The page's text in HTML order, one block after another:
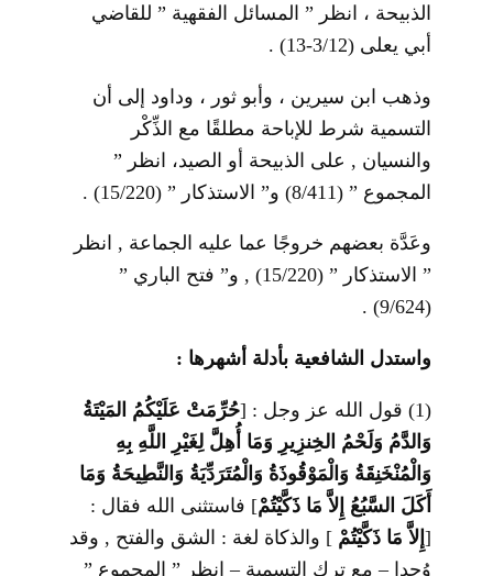
الذبيحة ، انظر ” المسائل الفقهية ” للقاضي
أبي يعلى (3/12-13) .
وذهب ابن سيرين ، وأبو ثور ، وداود إلى أن
التسمية شرط للإباحة مطلقًا مع الذِّكْر
والنسيان , على الذبيحة أو الصيد، انظر ”
المجموع ” (8/411) و” الاستذكار ” (15/220) .
وعَدَّة بعضهم خروجًا عما عليه الجماعة , انظر
” الاستذكار ” (15/220) , و” فتح الباري ”
(9/624) .
واستدل الشافعية بأدلة أشهرها :
(1) قول الله عز وجل : ]حُرِّمَتْ عَلَيْكُمُ المَيْتَةُ
وَالدَّمُ وَلَحْمُ الخِنزِيرِ وَمَا أُهِلَّ لِغَيْرِ اللَّهِ بِهِ
وَالْمُنْخَنِقَةُ وَالْمَوْقُوذَةُ وَالْمُتَرَدِّيَةُ وَالنَّطِيحَةُ وَمَا
أَكَلَ السَّبُعُ إِلاَّ مَا ذَكَّيْتُمْ[ فاستثنى الله فقال :
] إِلاَّ مَا ذَكَّيْتُمْ [ والذكاة لغة : الشق والفتح , وقد
وُجِدا – مع ترك التسمية – انظر ” المجموع ”